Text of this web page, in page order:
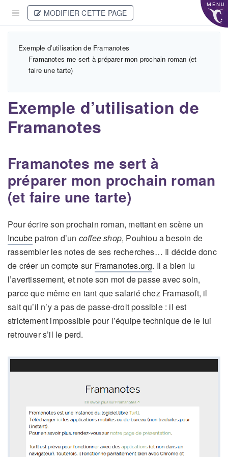
MENU
MODIFIER CETTE PAGE
Exemple d’utilisation de Framanotes
Framanotes me sert à préparer mon prochain roman (et
faire une tarte)
Exemple d’utilisation de
Framanotes
Framanotes me sert à
préparer mon prochain roman
(et faire une tarte)
Pour écrire son prochain roman, mettant en scène un
Incubepatron d’un coffee shop, Pouhiou a besoin de
rassembler les notes de ses recherches… Il décide donc
de créer un compte sur Framanotes.org. Il a bien lu
l’avertissement, et note son mot de passe avec soin,
parce que même en tant que salarié chez Framasoft, il
sait qu’il n’y a pas de passe-droit possible : il est
strictement impossible pour l’équipe technique de le lui
retrouver s’il le perd.